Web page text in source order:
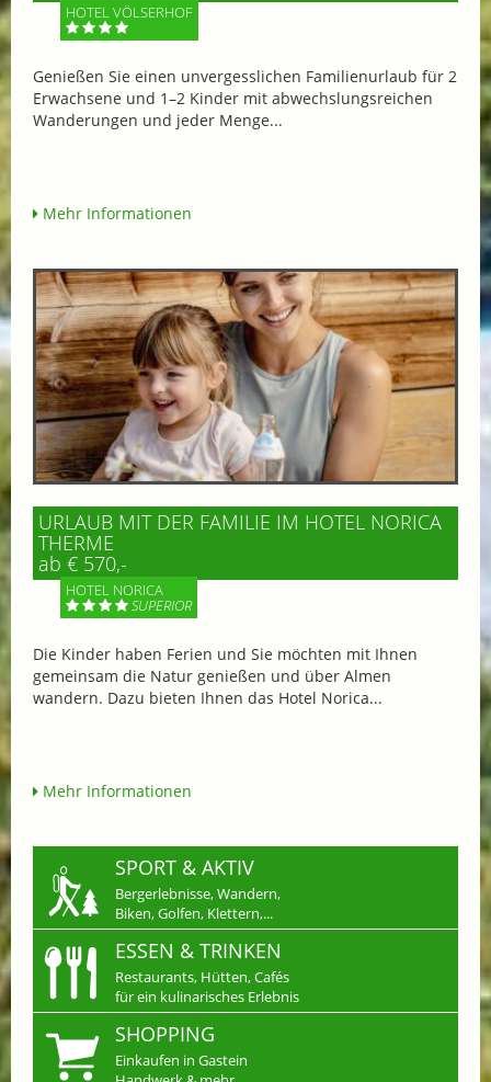
HOTEL VÖLSERHOF
Genießen Sie einen unvergesslichen Familienurlaub für 2
Erwachsene und 1–2 Kinder mit abwechslungsreichen
Wanderungen und jeder Menge...
Mehr Informationen
URLAUB MIT DER FAMILIE IM HOTEL NORICA
THERME
ab € 570,-
HOTEL NORICA
SUPERIOR
Die Kinder haben Ferien und Sie möchten mit Ihnen
gemeinsam die Natur genießen und über Almen
wandern. Dazu bieten Ihnen das Hotel Norica...
Mehr Informationen
SPORT & AKTIV
Bergerlebnisse, Wandern,
Biken, Golfen, Klettern,...
ESSEN & TRINKEN
Restaurants, Hütten, Cafés
für ein kulinarisches Erlebnis
SHOPPING
Einkaufen in Gastein